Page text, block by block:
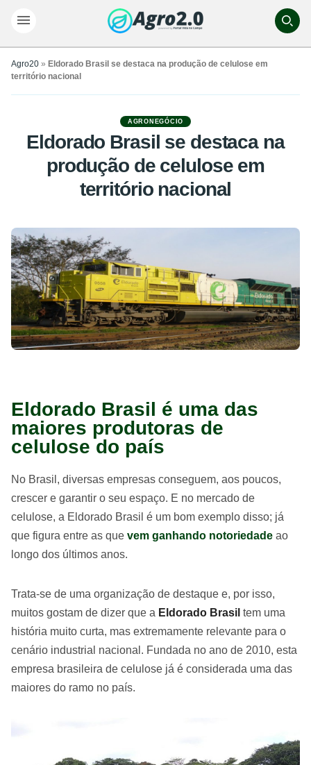
Agro20 » Eldorado Brasil se destaca na produção de celulose em
território nacional
AGRONEGÓCIO
Eldorado Brasil se destaca na
produção de celulose em
território nacional
Eldorado Brasil é uma das
maiores produtoras de
celulose do país
No Brasil, diversas empresas conseguem, aos poucos,
crescer e garantir o seu espaço. E no mercado de
celulose, a Eldorado Brasil é um bom exemplo disso; já
que figura entre as que vem ganhando notoriedade ao
longo dos últimos anos.
Trata-se de uma organização de destaque e, por isso,
muitos gostam de dizer que a Eldorado Brasil tem uma
história muito curta, mas extremamente relevante para o
cenário industrial nacional. Fundada no ano de 2010, esta
empresa brasileira de celulose já é considerada uma das
maiores do ramo no país.